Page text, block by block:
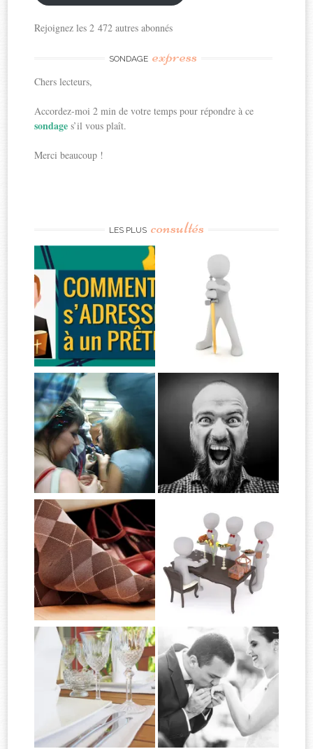
Rejoignez les 2 472 autres abonnés
SONDAGE express
Chers lecteurs,
Accordez-moi 2 min de votre temps pour répondre à ce
sondages’il vous plaît.
Merci beaucoup !
LES PLUS consultés